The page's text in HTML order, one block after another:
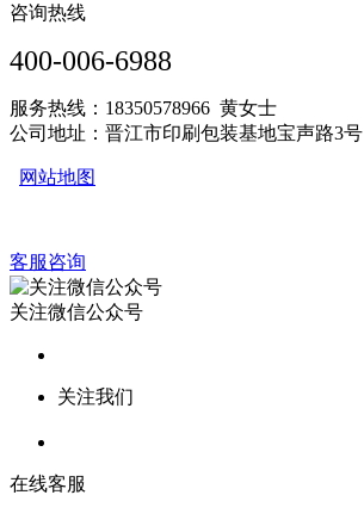
咨询热线
400-006-6988
服务热线：18350578966 黄女士
公司地址：晋江市印刷包装基地宝声路3号
网站地图
客服咨询
关注微信公众号
关注我们
在线客服